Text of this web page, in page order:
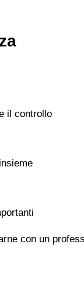
il controllo
con un